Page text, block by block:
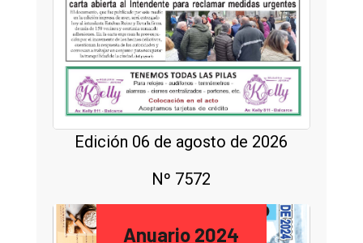
Edición 06 de agosto de 2026
Nº 7572
Anuario 2024